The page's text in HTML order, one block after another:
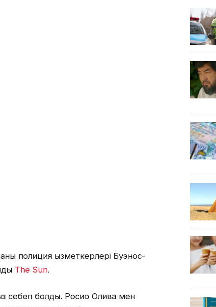
полиция қызметкерлері Буэнос-
The Sun.
себеп болды. Росио Олива мен